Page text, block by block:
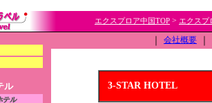
エクスプロア中国TOP > エクスプ
ル
会社概要
3-STAR HOTEL